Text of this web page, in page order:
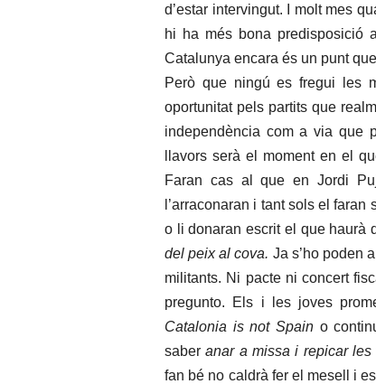
d’estar intervingut. I molt mes
hi ha més bona predisposició
Catalunya encara és un punt
Però que ningú es fregui les
oportunitat pels partits que
independència com a via que
llavors serà el moment en el
Faran cas al que en Jordi
l’arraconaran i tant sols el
o li donaran escrit el que haurà
del peix al cova. Ja s’ho poden
militants. Ni pacte ni concert
pregunto. Els i les joves
Catalonia is not Spain o
saberanar a missa i repicar les
fan bé no caldrà fer el mesell i